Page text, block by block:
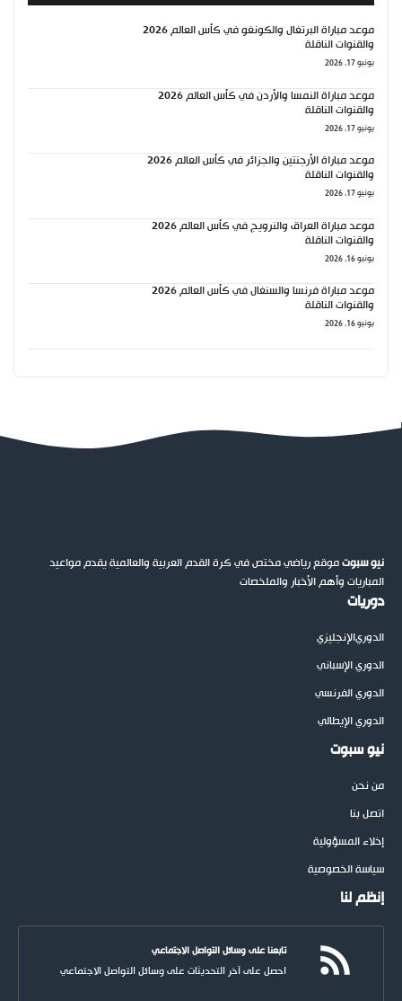
موعد مباراة البرتغال والكونغو في كأس العالم 2026
والقنوات الناقلة
يونيو 17, 2026
موعد مباراة النمسا والأردن في كأس العالم 2026
والقنوات الناقلة
يونيو 17, 2026
موعد مباراة الأرجنتين والجزائر في كأس العالم 2026
والقنوات الناقلة
يونيو 17, 2026
موعد مباراة العراق والنرويج في كأس العالم 2026
والقنوات الناقلة
يونيو 16, 2026
موعد مباراة فرنسا والسنغال في كأس العالم 2026
والقنوات الناقلة
يونيو 16, 2026
نيو سبوتموقع رياضي مختص في كرة القدم العربية والعالمية يقدم مواعيد
المباريات وأهم الأخبار والملخصات
دوريات
الدوريالإنجليزي
الدوري الإسباني
الدوري الفرنسي
الدوري الإيطالي
نيو سبوت
من نحن
اتصل بنا
إخلاء المسؤولية
سياسة الخصوصية
إنظم لنا
تابعنا على وسائل التواصل الاجتماعي
احصل على آخر التحديثات على وسائل التواصل الاجتماعي